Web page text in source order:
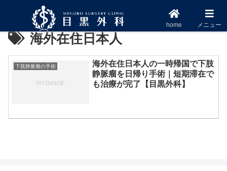
海外在住日本人
下肢静脈瘤の手術
海外在住日本人の一時帰国で下肢
静脈瘤を日帰り手術｜短期滞在で
も治療が完了【目黒外科】
home メニュー